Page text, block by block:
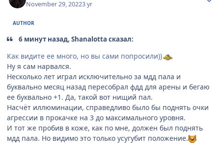
November 29, 20223 yr
AUTHOR
6 минут назад, Shanalotta сказал:
Как видите ее много, но вы сами попросили))
Ну я сам нарвался.
Несколько лет играл исключительно за мдд пала и
буквально месяц назад пересобрал фдд для арены и бегаю
ее буквально +1. Да, такой вот нищий пал.
Насчёт иллюминации, справедливо было бы поднять очки
агрессии в прокачке на 3 до максимального уровня.
И тот же пробив в коже, как по мне, должен был поднять
мдд пала. Но видимо это только усугубит положение.